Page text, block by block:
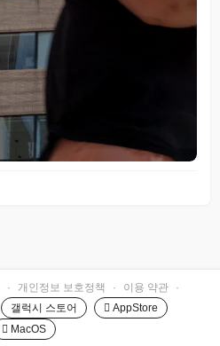
· 개인정보 보호정책 · 이용 약관
·
갤럭시 스토어
 AppStore
 MacOS